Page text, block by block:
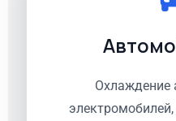
Охлаждение
электромобилей,